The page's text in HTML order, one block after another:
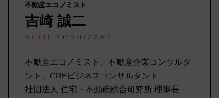
不動産エコノミスト
吉崎 誠二
S E IJ I Y O S H I ZA K I
不動産エコノミスト、不動産企業コンサルタ
ント、CREビジネスコンサルタント
社団法人 住宅・不動産総合研究所 理事長